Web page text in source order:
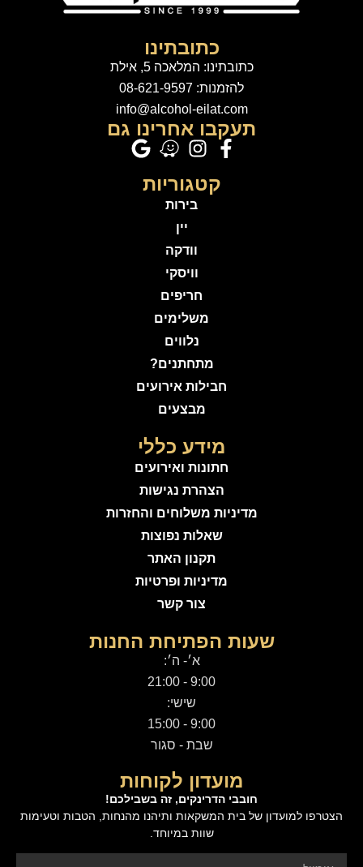
כתובתינו
כתובתינו: המלאכה 5, אילת
להזמנות: 08-621-9597
info@alcohol-eilat.com
תעקבו אחרינו גם
קטגוריות
בירות
יין
וודקה
וויסקי
חריפים
משלימים
נלווים
מתחתנים?
חבילות אירועים
מבצעים
מידע כללי
חתונות ואירועים
הצהרת נגישות
מדיניות משלוחים והחזרות
שאלות נפוצות
תקנון האתר
מדיניות ופרטיות
צור קשר
שעות הפתיחת החנות
א׳- ה׳:
9:00 - 21:00
שישי:
9:00 - 15:00
שבת - סגור
מועדון לקוחות
חובבי הדרינקים, זה בשבילכם!
הצטרפו למועדון של בית המשקאות ותיהנו מהנחות, הטבות וטעימות
שוות במיוחד.